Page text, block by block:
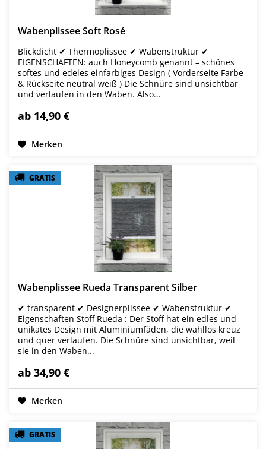
Wabenplissee Soft Rosé
Blickdicht ✔ Thermoplissee ✔ Wabenstruktur ✔
EIGENSCHAFTEN: auch Honeycomb genannt – schönes
softes und edeles einfarbiges Design ( Vorderseite Farbe
& Rückseite neutral weiß ) Die Schnüre sind unsichtbar
und verlaufen in den Waben. Also...
ab 14,90 €
Merken
GRATIS
GRATIS
Wabenplissee Rueda Transparent Silber
✔ transparent ✔ Designerplissee ✔ Wabenstruktur ✔
Eigenschaften Stoff Rueda : Der Stoff hat ein edles und
unikates Design mit Aluminiumfäden, die wahllos kreuz
und quer verlaufen. Die Schnüre sind unsichtbar, weil
sie in den Waben...
ab 34,90 €
Merken
GRATIS
GRATIS